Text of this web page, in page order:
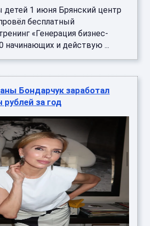
1 июня Брянский центр
бесплатный
«Генерация бизнес-
начинающих и действую ...
Бондарчук заработал
рублей за год